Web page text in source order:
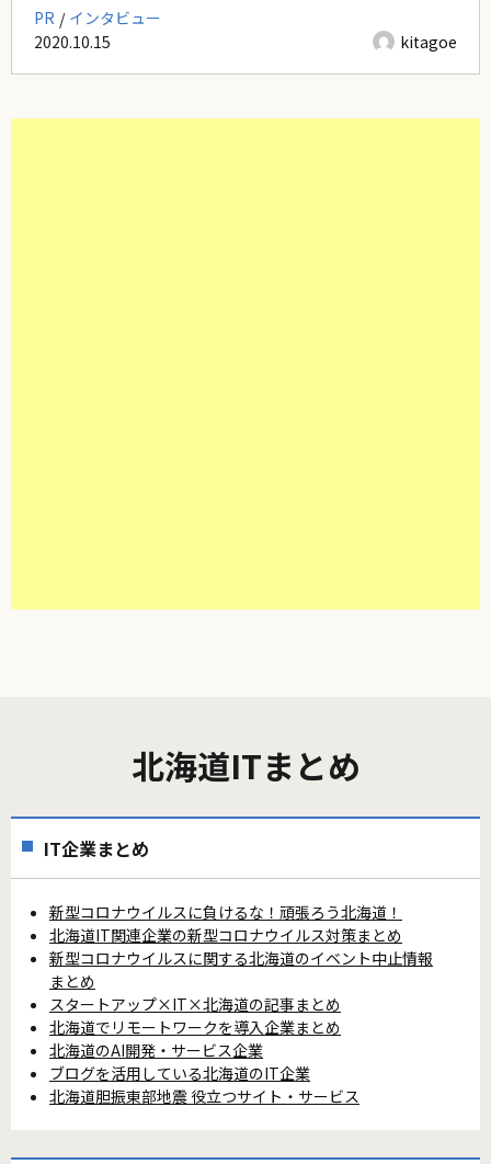
PR
インタビュー
2020.10.15
kitagoe
北海道ITまとめ
IT企業まとめ
新型コロナウイルスに負けるな！頑張ろう北海道！
北海道IT関連企業の新型コロナウイルス対策まとめ
新型コロナウイルスに関する北海道のイベント中止情報
まとめ
スタートアップ×IT×北海道の記事まとめ
北海道でリモートワークを導入企業まとめ
北海道のAI開発・サービス企業
ブログを活用している北海道のIT企業
北海道胆振東部地震 役立つサイト・サービス